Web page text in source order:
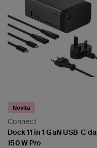
Connect
Novità
Dock 11 in 1 GaN USB-C da
150 W Pro